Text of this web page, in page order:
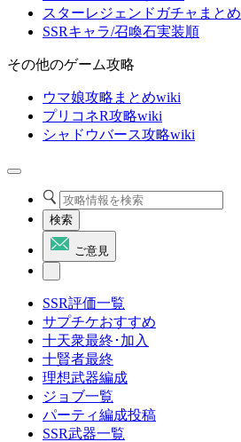
スターレジェンドガチャまとめ
SSRキャラ/召喚石実装順
その他のゲーム攻略
ウマ娘攻略まとめwiki
プリコネR攻略wiki
シャドウバース攻略wiki
検索
ご意見
SSR評価一覧
サプチケおすすめ
十天衆最終･加入
十賢者最終
理想武器編成
ジョブ一覧
パーティ編成投稿
SSR武器一覧